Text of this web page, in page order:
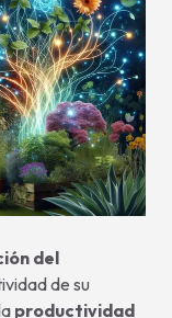
del
de su
productividad